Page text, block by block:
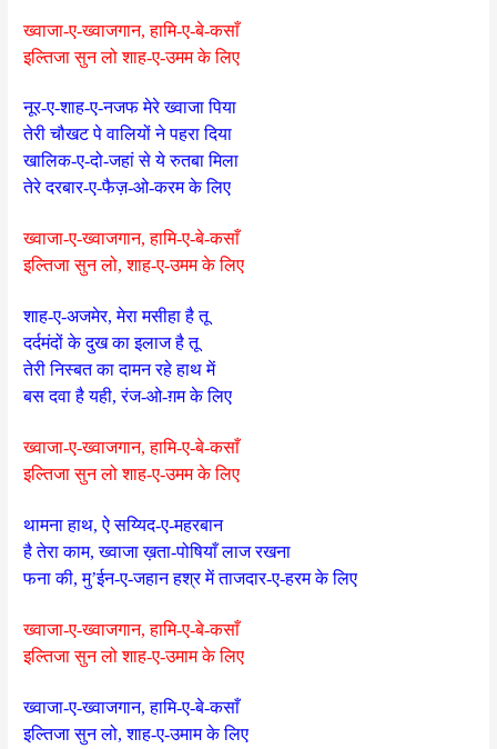
ख्वाजा-ए-ख्वाजगान, हामि-ए-बे-कसाँ
इल्तिजा सुन लो शाह-ए-उमम के लिए
नूर-ए-शाह-ए-नजफ मेरे ख्वाजा पिया
तेरी चौखट पे वालियों ने पहरा दिया
खालिक-ए-दो-जहां से ये रुतबा मिला
तेरे दरबार-ए-फैज़-ओ-करम के लिए
ख्वाजा-ए-ख्वाजगान, हामि-ए-बे-कसाँ
इल्तिजा सुन लो, शाह-ए-उमम के लिए
शाह-ए-अजमेर, मेरा मसीहा है तू
दर्दमंदों के दुख का इलाज है तू
तेरी निस्बत का दामन रहे हाथ में
बस दवा है यही, रंज-ओ-ग़म के लिए
ख्वाजा-ए-ख्वाजगान, हामि-ए-बे-कसाँ
इल्तिजा सुन लो शाह-ए-उमम के लिए
थामना हाथ, ऐ सय्यिद-ए-महरबान
है तेरा काम, ख्वाजा ख़ता-पोषियाँ लाज रखना
फना की, मु’ईन-ए-जहान हश्र में ताजदार-ए-हरम के लिए
ख्वाजा-ए-ख्वाजगान, हामि-ए-बे-कसाँ
इल्तिजा सुन लो शाह-ए-उमाम के लिए
ख्वाजा-ए-ख्वाजगान, हामि-ए-बे-कसाँ
इल्तिजा सुन लो, शाह-ए-उमाम के लिए